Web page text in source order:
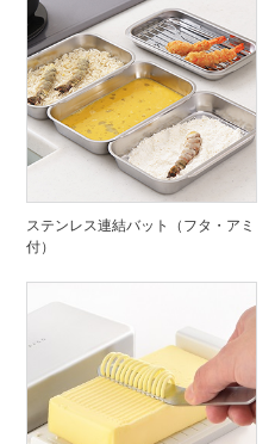
ステンレス連結バット（フタ・アミ
付）